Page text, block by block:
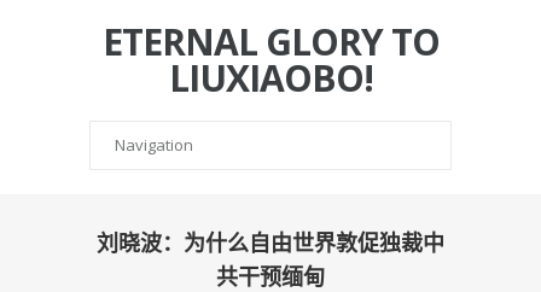
ETERNAL GLORY TO
LIUXIAOBO!
刘晓波：为什么自由世界敦促独裁中
共干预缅甸